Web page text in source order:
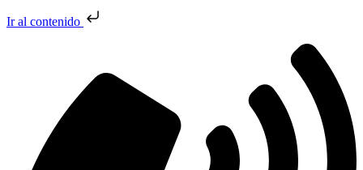
Ir al contenido